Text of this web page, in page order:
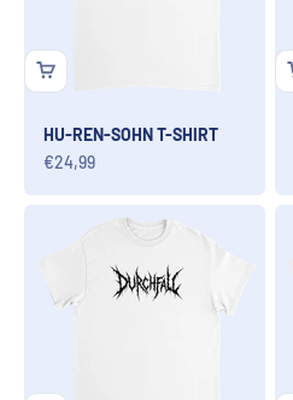
HU-REN-SOHN T-SHIRT
Angebot
€24,99